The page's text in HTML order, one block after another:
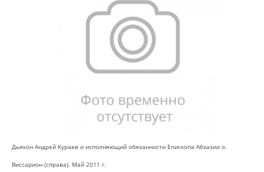
Дьякон Андрей Кураев и исполняющий обязанности Епископа Абхазии о.
Виссарион (справа). Май 2011 г.